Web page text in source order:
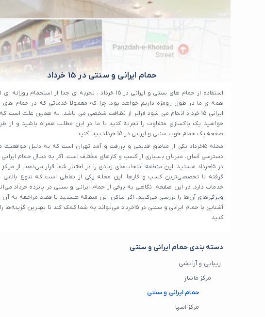
حمام ایرانی و سنتی در 15 خرداد
استفاده از حمام های سنتی و ایرانی در 15 خرداد ، تجربه ای جدا از استحمام
همه ی ما در طول رومزه داریم خواهد بود. چرا که معمولا خدماتی که در حمام
ایرانی 15 خرداد انجام می شود فراتر از نظافت شخصی می باشد. به همین علت است
خواهید یک پاکسازی متفاوت را تجربه کنید با ما در این مطلب همراه باشید و از
صفحه یک حمام خوب سنتی و ایرانی در 15 خرداد پیدا کنید.
محله ۱۵خرداد یکی از مناطق قدیمی و پررفت و آمد تهران است که به دلیل موقعیت
دسترسی آسان، میزبان بسیاری از کسب و کارهای مختلف است. اگر به دنبال حمام
در ۱۵خرداد هستید، این منطقه انتخاب‌های زیادی را در اختیار شما قرار می‌دهد. از
گرفته تا تخصصی‌ترین کسب و کارها، این محله یکی از نقاطی است که تنوع بالایی
خدمات دارد. در این صفحه، نگاهی به برخی از حمام ایرانی و سنتی در پانزده خرداد
ویژگی‌های آن‌ها را بررسی می‌کنیم. اگر ساکن این منطقه هستید یا قصد مراجعه به آن را
آشنایی با حمام ایرانی و سنتی در ۱۵خرداد می‌تواند به شما کمک کند تا بهترین
کنید.
دسته بندی حمام ایرانی و سنتی
زیبایی و آرایشی
مرکز ماساژ
حمام ایرانی و سنتی
مرکز اسپا